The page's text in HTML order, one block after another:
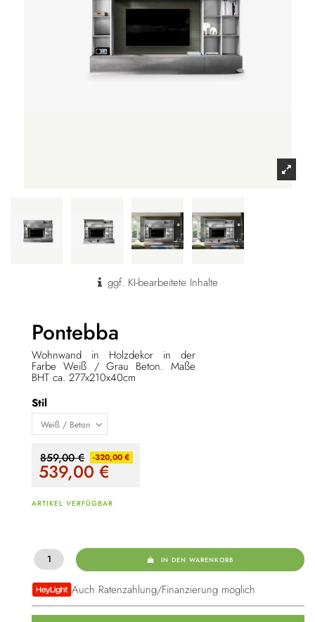
ggf. KI-bearbeitete Inhalte
Pontebba
Wohnwand in Holzdekor in der
Farbe Weiß / Grau Beton. Maße
BHT ca. 277x210x40cm
Stil
859,00 € -320,00 €
539,00€
ARTIKEL VERFÜGBAR
IN DEN WARENKORB
Auch Ratenzahlung/Finanzierung möglich